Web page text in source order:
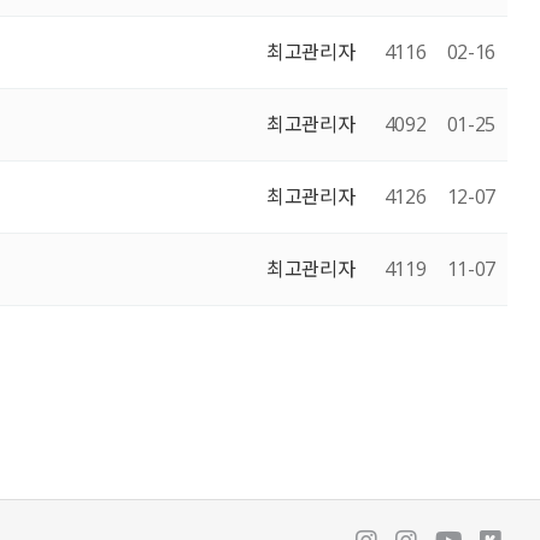
최고관리자 4116 02-16
최고관리자 4092 01-25
최고관리자 4126 12-07
최고관리자 4119 11-07